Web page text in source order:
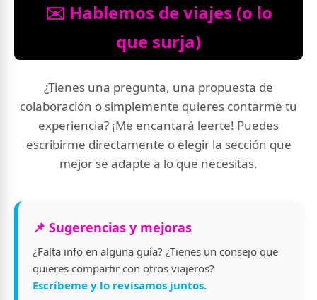
✉️ Hablemos de viajes (o lo
que surja)
¿Tienes una pregunta, una propuesta de
colaboración o simplemente quieres contarme tu
experiencia? ¡Me encantará leerte! Puedes
escribirme directamente o elegir la sección que
mejor se adapte a lo que necesitas.
📌 Sugerencias y mejoras
¿Falta info en alguna guía? ¿Tienes un consejo que
quieres compartir con otros viajeros?
Escríbeme y lo revisamos juntos.